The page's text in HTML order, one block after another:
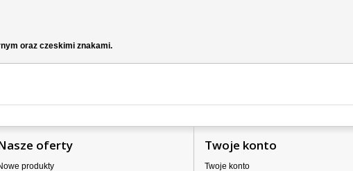
oraz czeskimi znakami.
oferty
produkty
Twoje konto
Twoje konto